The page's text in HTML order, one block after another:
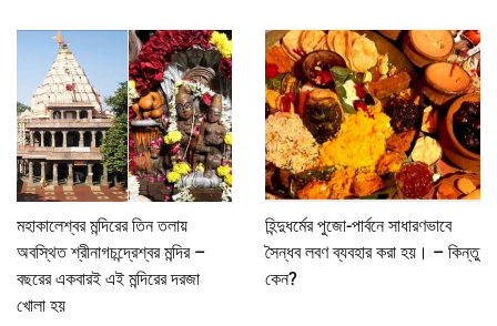
মহাকালেশ্বর মন্দিরের তিন তলায়
অবস্থিত শ্রীনাগচন্দ্রেশ্বর মন্দির –
বছরের একবারই এই মন্দিরের দরজা
খোলা হয়
হিন্দুধর্মের পুজো-পার্বনে সাধারণভাবে
সৈন্ধব লবণ ব্যবহার করা হয়। – কিন্তু
কেন?